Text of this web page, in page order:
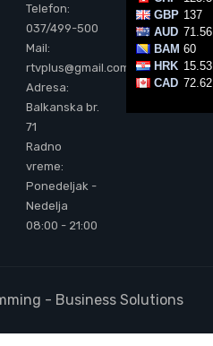
Telefon:
037/499-500
Mail:
rtvplus@gmail.com
Adresa:
Balkanska br.
71
Radno
vreme:
Ponedeljak -
Nedelja
08:00 - 21:00
- Business Solutions